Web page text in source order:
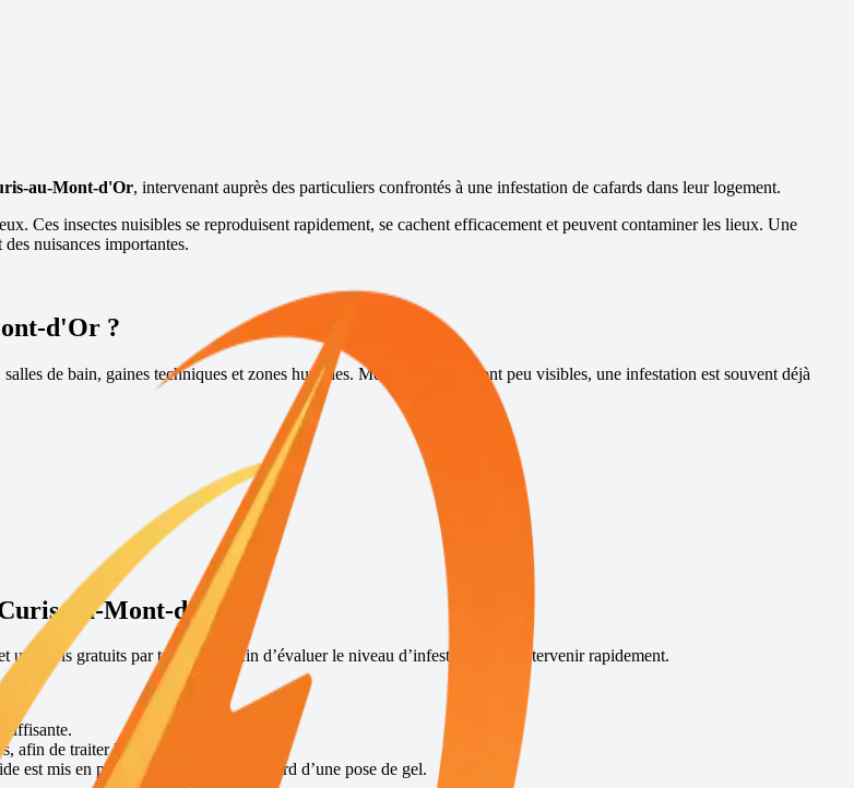
au-Mont-d'Or, intervenant auprès des particuliers confrontés à une infestation de cafards dans leur logement.
Ces insectes nuisibles se reproduisent rapidement, se cachent efficacement et peuvent contaminer les lieux. Une
nuisances importantes.
d'Or ?
de bain, gaines techniques et zones humides. Même lorsqu’ils sont peu visibles, une infestation est souvent déjà
au-Mont-d'Or
un devis gratuits par téléphone, afin d’évaluer le niveau d’infestation et d’intervenir rapidement.
afin de traiter l’ensemble de la colonie.
est mis en place, suivi 15 jours plus tard d’une pose de gel.